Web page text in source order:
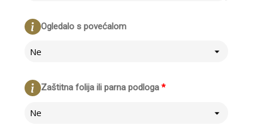
Ogledalo s povećalom
Ne
*
Zaštitna folija ili parna podloga
Ne